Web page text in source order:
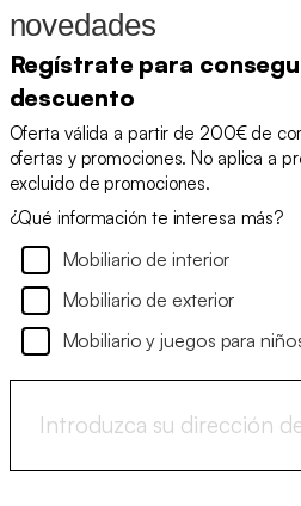
novedades
Regístrate para
descuento
Oferta válida a partir de 200€ de
ofertas y promociones. No aplica a
excluido de promociones.
¿Qué información te interesa más?
Mobiliario de interior
Mobiliario de exterior
Mobiliario y juegos para